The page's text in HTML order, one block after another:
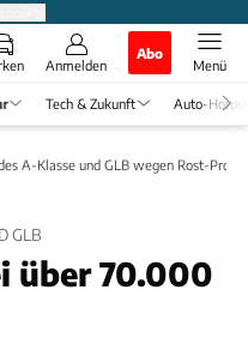
Anmelden
Abo
Menü
Tech & Zukunft Auto-
A-Klasse und GLB wegen Rost-
GLB
über 70.000